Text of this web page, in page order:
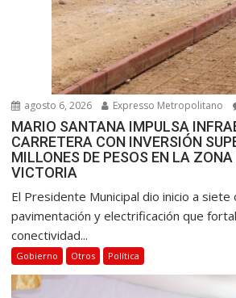
agosto 6, 2026 Expresso Metropolitano
MARIO SANTANA IMPULSA
CARRETERA CON INVERSIÓN
MILLONES DE PESOS EN LA
VICTORIA
El Presidente Municipal dio inicio a siete
pavimentación y electrificación que
conectividad...
Gobierno Otros Política